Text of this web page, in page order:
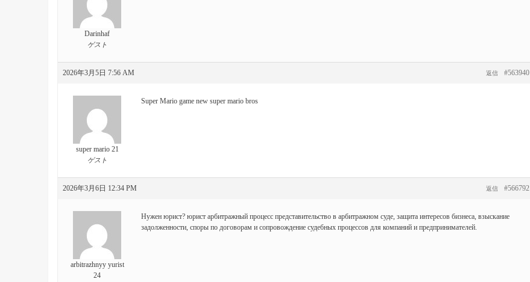
Darinhaf
ゲスト
2026年3月5日 7:56 AM #563940
返信
super mario 21
ゲスト
Super Mario game new super mario bros
2026年3月6日 12:34 PM #566792
返信
arbitrazhnyy yurist
24
Нужен юрист? юрист арбитражный процесс представительство в арбитражном суде, защита интересов бизнеса, взыскание
задолженности, споры по договорам и сопровождение судебных процессов для компаний и предпринимателей.